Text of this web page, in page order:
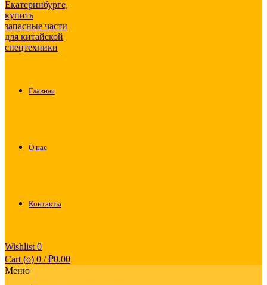
Главная
О нас
Контакты
Wishlist 0
Cart (o) 0 / ₽0.00
Меню